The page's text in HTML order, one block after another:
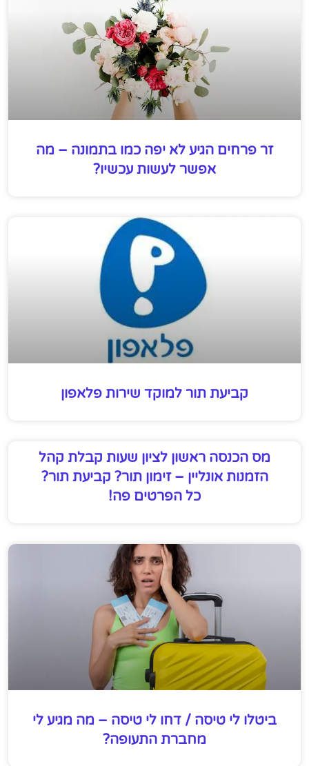
זר פרחים הגיע לא יפה כמו בתמונה – מה
אפשר לעשות עכשיו?
קביעת תור למוקד שירות פלאפון
מס הכנסה ראשון לציון שעות קבלת קהל
הזמנות אונליין – זימון תור? קביעת תור?
כל הפרטים פה!
ביטלו לי טיסה / דחו לי טיסה – מה מגיע לי
מחברת התעופה?